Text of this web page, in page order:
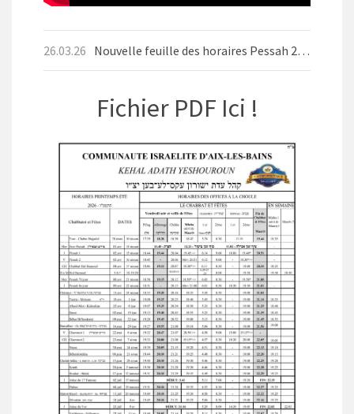
26.03.26 Nouvelle feuille des horaires Pessah 2026
Fichier PDF Ici !